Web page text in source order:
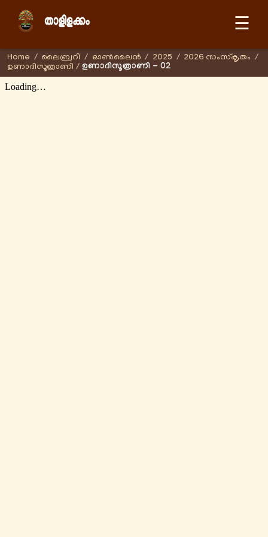
☰
Home / ലൈബ്രറി / ഓണ്‍ലൈന്‍ / 2025 / 2026 സംസ്കൃതം /
ഉണാദിസൂത്രാണി / ഉണാദിസൂത്രാണി - 02